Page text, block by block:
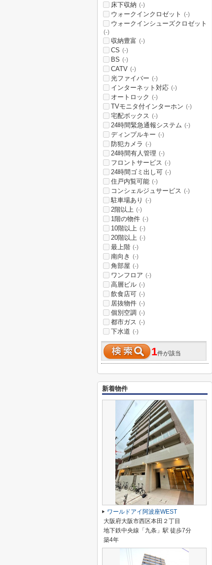
床下収納 (-)
ウォークインクロゼット (-)
ウォークインシューズクロゼット
(-)
収納豊富 (-)
CS (-)
BS (-)
CATV (-)
光ファイバー (-)
インターネット対応 (-)
オートロック (-)
TVモニタ付インターホン (-)
宅配ボックス (-)
24時間緊急通報システム (-)
ディンプルキー (-)
防犯カメラ (-)
24時間有人管理 (-)
フロントサービス (-)
24時間ゴミ出し可 (-)
住戸内覧可能 (-)
コンシェルジュサービス (-)
駐車場あり (-)
2階以上 (-)
1階の物件 (-)
10階以上 (-)
20階以上 (-)
最上階 (-)
南向き (-)
角部屋 (-)
ワンフロア (-)
高層ビル (-)
飲食店可 (-)
居抜物件 (-)
個別空調 (-)
都市ガス (-)
下水道 (-)
1件が該当
新着物件
ワールドアイ阿波座WEST
大阪府大阪市西区本田２丁目
地下鉄中央線「九条」駅 徒歩7分
築4年